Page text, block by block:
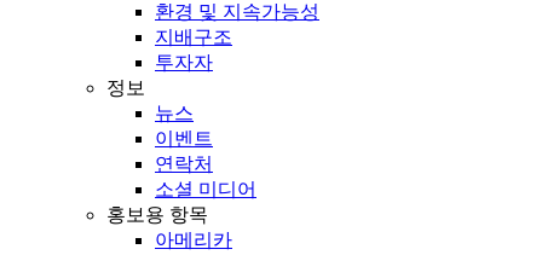
환경 및 지속가능성
지배구조
투자자
정보
뉴스
이벤트
연락처
소셜 미디어
홍보용 항목
아메리카